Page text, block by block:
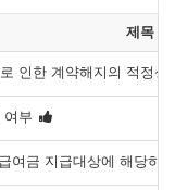
제목
인한 계약해지의 적정성
여부
여금 지급대상에 해당하